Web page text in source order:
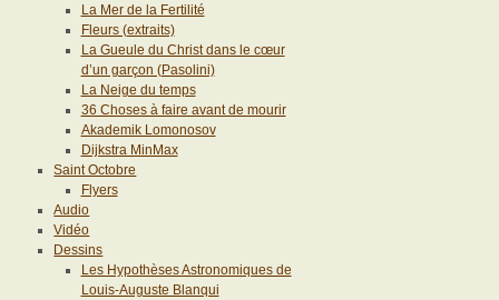
La Mer de la Fertilité
Fleurs (extraits)
La Gueule du Christ dans le cœur
d’un garçon (Pasolini)
La Neige du temps
36 Choses à faire avant de mourir
Akademik Lomonosov
Dijkstra MinMax
Saint Octobre
Flyers
Audio
Vidéo
Dessins
Les Hypothèses Astronomiques de
Louis-Auguste Blanqui